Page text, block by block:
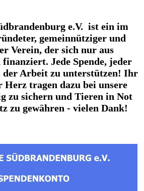
e.V. ist ein im
gemeinnütziger und
Verein, der sich nur aus
finanziert. Jede Spende, jeder
Arbeit zu unterstützen! Ihr
Herz tragen dazu bei unsere
zu sichern und Tieren in Not
zu gewähren - vielen Dank!